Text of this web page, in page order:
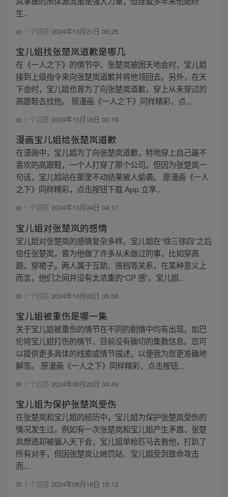
生...
1 个回答 2024年10月21日 06:25
宝儿姐找张楚岚道歉是哪几
在《一人之下》的情节中，张楚岚被困天地会时，宝儿姐
接到上级指令来向张楚岚道歉并将他领回去。另外，在天
下会时，宝儿姐也曾为了向张楚岚道歉，穿上从未穿过的
高跟鞋去找他。 原漫画《一人之下》同样精彩，点...
1 个回答 2024年10月18日 00:19
漫画宝儿姐给张楚岚道歉
在漫画中，宝儿姐为了向张楚岚道歉，特地穿上自己最不
喜欢的高跟鞋，一个人打穿了那个公司。但因为张楚岚一
句话，宝儿姐站在那里不动结果被人偷袭。 原漫画《一人
之下》同样精彩，点击按钮下载 App 立享...
1 个回答 2024年10月04日 04:17
宝儿姐对张楚岚的感情
宝儿姐对张楚岚的感情复杂多样。宝儿姐在“徐三徐四”之后
信任张楚岚，曾为他做了许多从未做过的事，比如穿高
跟、穿裙子。两人属于互助、搭档等关系，在某种意义上
而言，他们之间并没有太浓重的“CP 感”。宝儿姐...
1 个回答 2024年10月03日 05:58
宝儿姐被重伤是哪一集
关于宝儿姐被重伤的情节在不同的剧情中均有出现，如巴
伦将宝儿姐打伤的情节，目前没有确切的集数信息。您可
以提供更多具体的线索或情节描述，以便我为您更准确地
解答。 原漫画《一人之下》同样精彩，点击按钮...
1 个回答 2024年08月20日 04:49
宝儿姐为保护张楚岚受伤
在张楚岚和宝儿姐的经历中，宝儿姐为保护张楚岚受伤的
情况发生过。例如有一次张楚岚和宝儿姐产生矛盾，张楚
岚想逃却被骗入天下会，宝儿姐单枪匹马去救他，打趴了
所有对手，但因张楚岚让她罚站，宝儿姐受到致命攻击
而...
1 个回答 2024年08月19日 15:12